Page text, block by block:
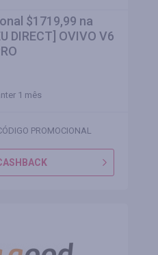
$1719,99 na
DIRECT] OVIVO V6
1 mês
PROMOCIONAL